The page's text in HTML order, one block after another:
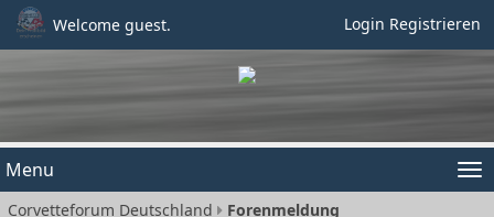
Welcome guest. Login Registrieren
Menu
Corvetteforum Deutschland Forenmeldung